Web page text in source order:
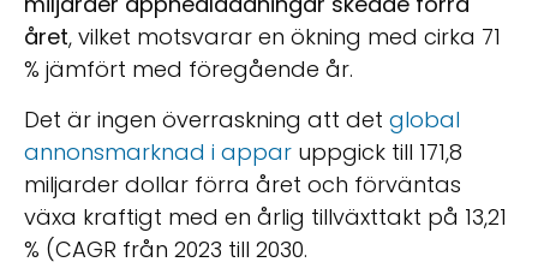
året, vilket motsvarar en ökning med cirka 71
% jämfört med föregående år.
Det är ingen överraskning att det global
annonsmarknad i appar uppgick till 171,8
miljarder dollar förra året och förväntas
växa kraftigt med en årlig tillväxttakt på 13,21
% (CAGR från 2023 till 2030.